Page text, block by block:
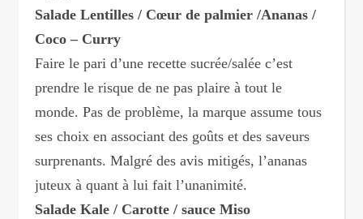
Salade Lentilles / Cœur de palmier /Ananas /
Coco – Curry
Faire le pari d’une recette sucrée/salée c’est
prendre le risque de ne pas plaire à tout le
monde. Pas de problème, la marque assume tous
ses choix en associant des goûts et des saveurs
surprenants. Malgré des avis mitigés, l’ananas
juteux à quant à lui fait l’unanimité.
Salade Kale / Carotte / sauce Miso